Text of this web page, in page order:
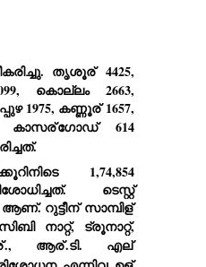
തൃശൂര് 4425,
കൊല്ലം 2663,
1975, കണ്ണൂര് 1657,
കാസര്ഗോഡ് 614
1,74,854
ടെസ്റ്റ്
ആണ്. റുട്ടീന് സാമ്പിള്
നാറ്റ്, ട്രൂനാറ്റ്,
., ആര്.ടി. എല്
JUL